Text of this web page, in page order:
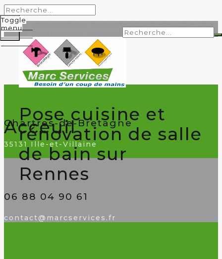
Un seul intervenant pour tous vos travaux de rénovation salle
de bain, pose cuisine et aménagement.
Pose cuisine et
rénovation de salle
de bain sur
Rennes
Toggle
menu
Acceuil
Chartres-de-Bretagne
35131 Ille-et-Villaine
06 88 04 90 61
contact@marcservices.fr